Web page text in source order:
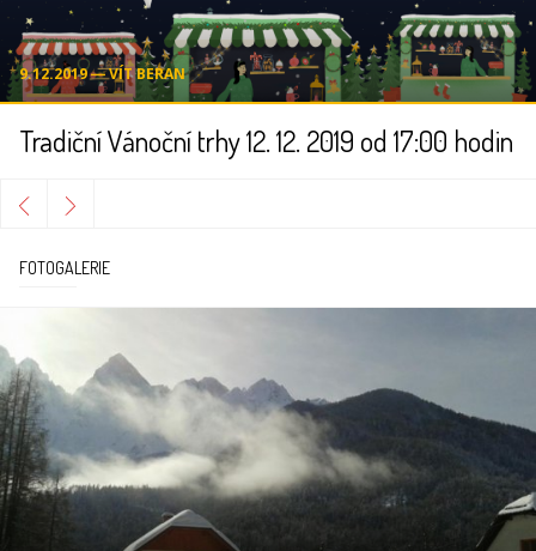
9.12.2019 ― VÍT BERAN
Tradiční Vánoční trhy 12. 12. 2019 od 17:00 hodin
FOTOGALERIE